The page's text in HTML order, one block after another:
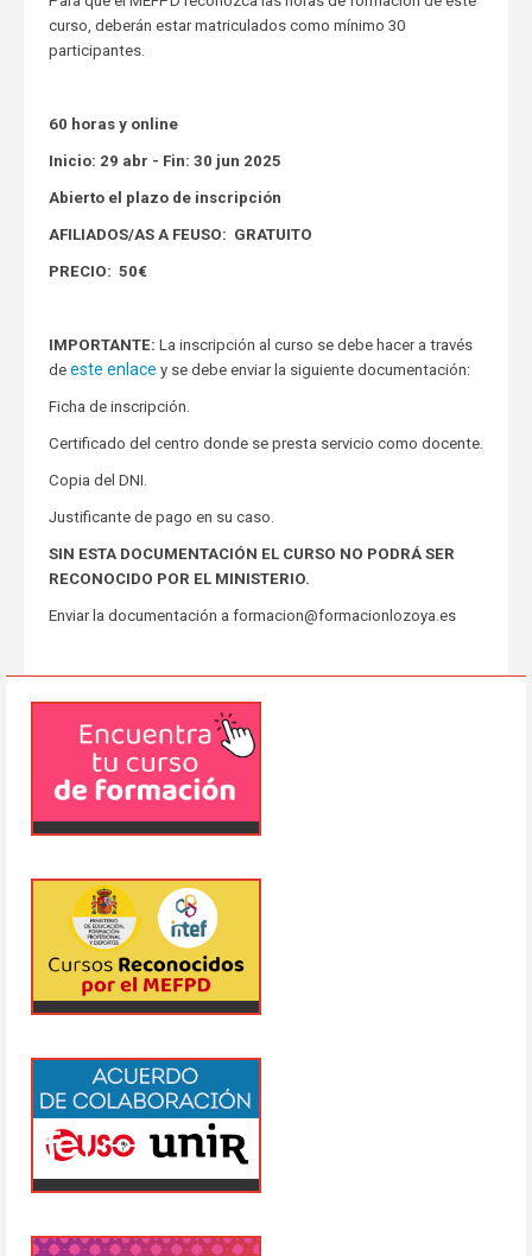
curso, deberán estar matriculados como mínimo 30
participantes.
60 horas y online
Inicio: 29 abr - Fin: 30 jun 2025
Abierto el plazo de inscripción
AFILIADOS/AS A FEUSO: GRATUITO
PRECIO: 50€
IMPORTANTE: La inscripción al curso se debe hacer a través
de este enlace y se debe enviar la siguiente documentación:
Ficha de inscripción.
Certificado del centro donde se presta servicio como docente.
Copia del DNI.
Justificante de pago en su caso.
SIN ESTA DOCUMENTACIÓN EL CURSO NO PODRÁ SER
RECONOCIDO POR EL MINISTERIO.
Enviar la documentación a formacion@formacionlozoya.es